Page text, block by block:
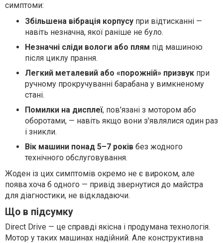
симптоми:
Збільшена вібрація корпусу при відтисканні —
навіть незначна, якої раніше не було.
Незначні сліди вологи або плям під машиною
після циклу прання.
Легкий металевий або «порожній» призвук при
ручному прокручуванні барабана у вимкненому
стані.
Помилки на дисплеї, пов'язані з мотором або
оборотами, — навіть якщо вони з'являлися один раз
і зникли.
Вік машини понад 5–7 років без жодного
технічного обслуговування.
Жоден із цих симптомів окремо не є вироком, але
поява хоча б одного — привід звернутися до майстра
для діагностики, не відкладаючи.
Що в підсумку
Direct Drive — це справді якісна і продумана технологія.
Мотор у таких машинах надійний. Але конструктивна